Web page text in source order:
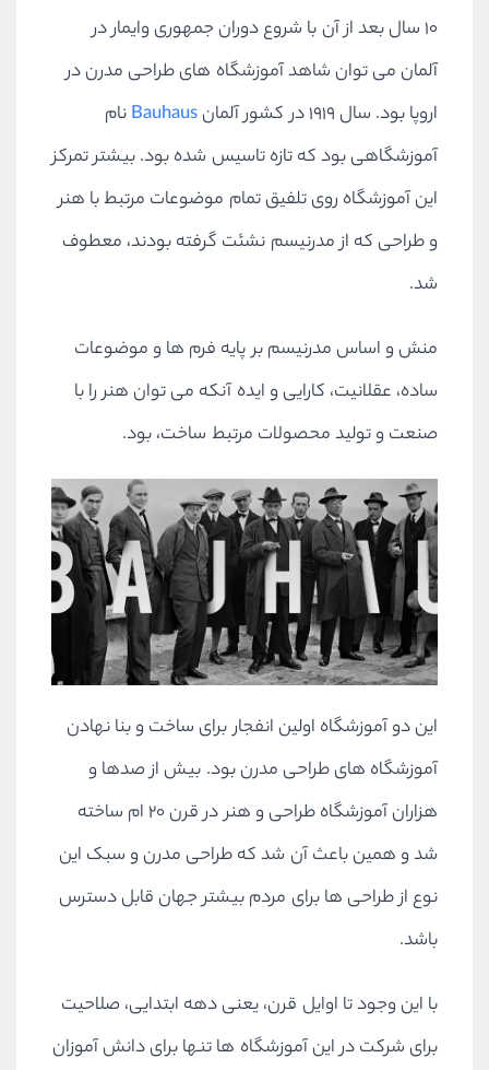
۱۰ سال بعد از آن با شروع دوران جمهوری وایمار در
آلمان می توان شاهد آموزشگاه های طراحی مدرن در
اروپا بود. سال ۱۹۱۹ در کشور آلمان
Bauhausنام
آموزشگاهی بود که تازه تاسیس شده بود. بیشتر تمرکز
این آموزشگاه روی تلفیق تمام موضوعات مرتبط با هنر
و طراحی که از مدرنیسم نشئت گرفته بودند، معطوف
شد.
منش و اساس مدرنیسم بر پایه فرم ها و موضوعات
ساده، عقلانیت، کارایی و ایده آنکه می توان هنر را با
صنعت و تولید محصولات مرتبط ساخت، بود.
این دو آموزشگاه اولین انفجار برای ساخت و بنا نهادن
آموزشگاه های طراحی مدرن بود. بیش از صدها و
هزاران آموزشگاه طراحی و هنر در قرن ۲۰ ام ساخته
شد و همین باعث آن شد که طراحی مدرن و سبک این
نوع از طراحی ها برای مردم بیشتر جهان قابل دسترس
باشد.
با این وجود تا اوایل قرن، یعنی دهه ابتدایی، صلاحیت
برای شرکت در این آموزشگاه ها تنها برای دانش آموزان